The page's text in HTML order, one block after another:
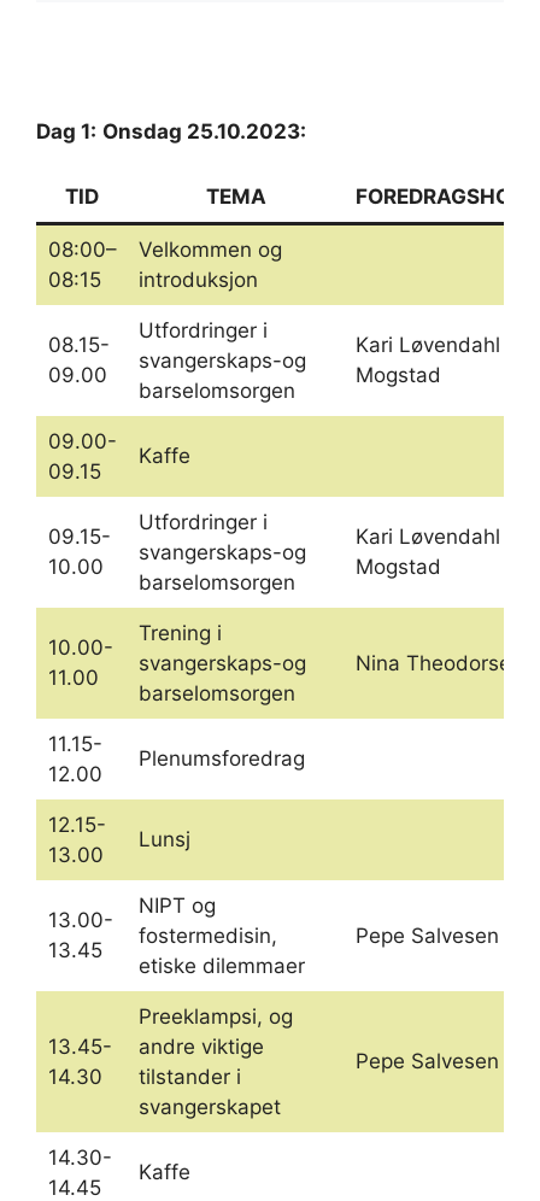
Dag 1: Onsdag 25.10.2023:
TID TEMA
08:00–
08:15
Velkommen og
introduksjon
08.15-
09.00
Utfordringer i
svangerskaps-og
barselomsorgen
Kari Løvendahl
Mogstad
09.00-
09.15
Kaffe
09.15-
10.00
Utfordringer i
svangerskaps-og
barselomsorgen
Kari Løvendahl
Mogstad
10.00-
11.00
Trening i
svangerskaps-og
barselomsorgen
Nina Theodorsen
11.15-
12.00
Plenumsforedrag
12.15-
13.00
Lunsj
13.00-
13.45
NIPT og
fostermedisin,
etiske dilemmaer
Pepe Salvesen
13.45-
14.30
Preeklampsi, og
andre viktige
tilstander i
svangerskapet
Pepe Salvesen
14.30-
14.45
Kaffe